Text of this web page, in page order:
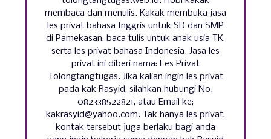
membaca dan menulis. Kakak membuka jasa
les privat bahasa Inggris untuk SD dan SMP
di Pamekasan, baca tulis untuk anak usia TK,
serta les privat bahasa Indonesia. Jasa les
privat ini diberi nama: Les Privat
Tolongtangtugas. Jika kalian ingin les privat
pada kak Rasyid, silahkan hubungi No.
082338522821, atau Email ke;
kakrasyid@yahoo.com. Tak hanya les privat,
kontak tersebut juga berlaku bagi anda